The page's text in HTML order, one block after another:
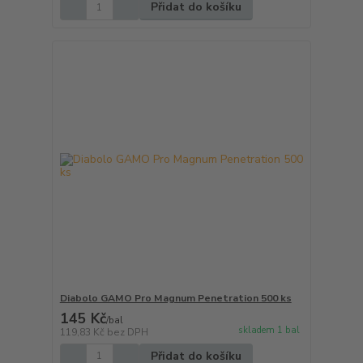
Přidat do košíku
Diabolo GAMO Pro Magnum Penetration 500 ks
145 Kč/bal
119,83 Kč bez DPH skladem 1 bal
Přidat do košíku